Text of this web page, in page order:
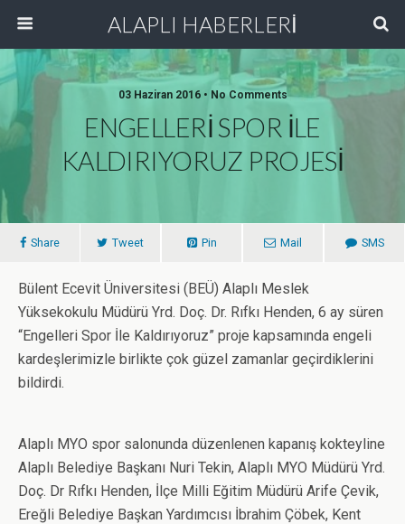
ALAPLI HABERLERİ
03 Haziran 2016 • No Comments
ENGELLERİ SPOR İLE
KALDIRIYORUZ PROJESİ
Share Tweet Pin Mail SMS
Bülent Ecevit Üniversitesi (BEÜ) Alaplı Meslek
Yüksekokulu Müdürü Yrd. Doç. Dr. Rıfkı Henden, 6 ay süren
“Engelleri Spor İle Kaldırıyoruz” proje kapsamında engeli
kardeşlerimizle birlikte çok güzel zamanlar geçirdiklerini
bildirdi.
Alaplı MYO spor salonunda düzenlenen kapanış kokteyline
Alaplı Belediye Başkanı Nuri Tekin, Alaplı MYO Müdürü Yrd.
Doç. Dr Rıfkı Henden, İlçe Milli Eğitim Müdürü Arife Çevik,
Ereğli Belediye Başkan Yardımcısı İbrahim Çöbek, Kent